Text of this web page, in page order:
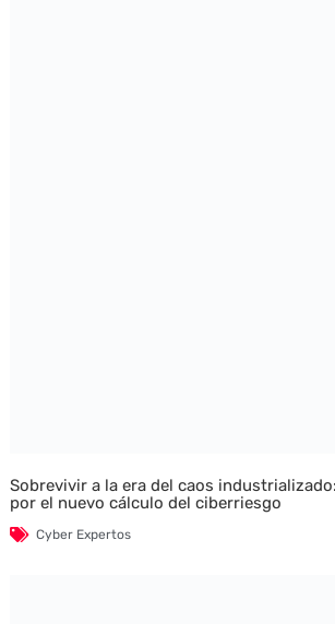
Sobrevivir a la era del caos
por el nuevo cálculo del ciberriesgo
Cyber Expertos